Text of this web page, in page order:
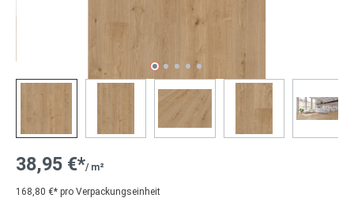
38,95 €*/ m²
168,80 €* pro Verpackungseinheit